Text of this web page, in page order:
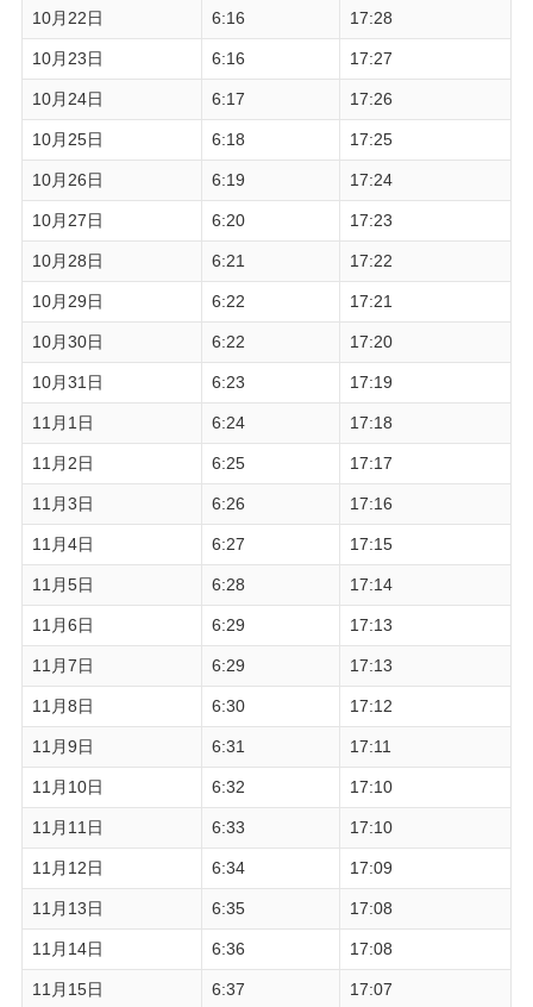
10月22日 6:16 17:28
10月23日 6:16 17:27
10月24日 6:17 17:26
10月25日 6:18 17:25
10月26日 6:19 17:24
10月27日 6:20 17:23
10月28日 6:21 17:22
10月29日 6:22 17:21
10月30日 6:22 17:20
10月31日 6:23 17:19
11月1日 6:24 17:18
11月2日 6:25 17:17
11月3日 6:26 17:16
11月4日 6:27 17:15
11月5日 6:28 17:14
11月6日 6:29 17:13
11月7日 6:29 17:13
11月8日 6:30 17:12
11月9日 6:31 17:11
11月10日 6:32 17:10
11月11日 6:33 17:10
11月12日 6:34 17:09
11月13日 6:35 17:08
11月14日 6:36 17:08
11月15日 6:37 17:07